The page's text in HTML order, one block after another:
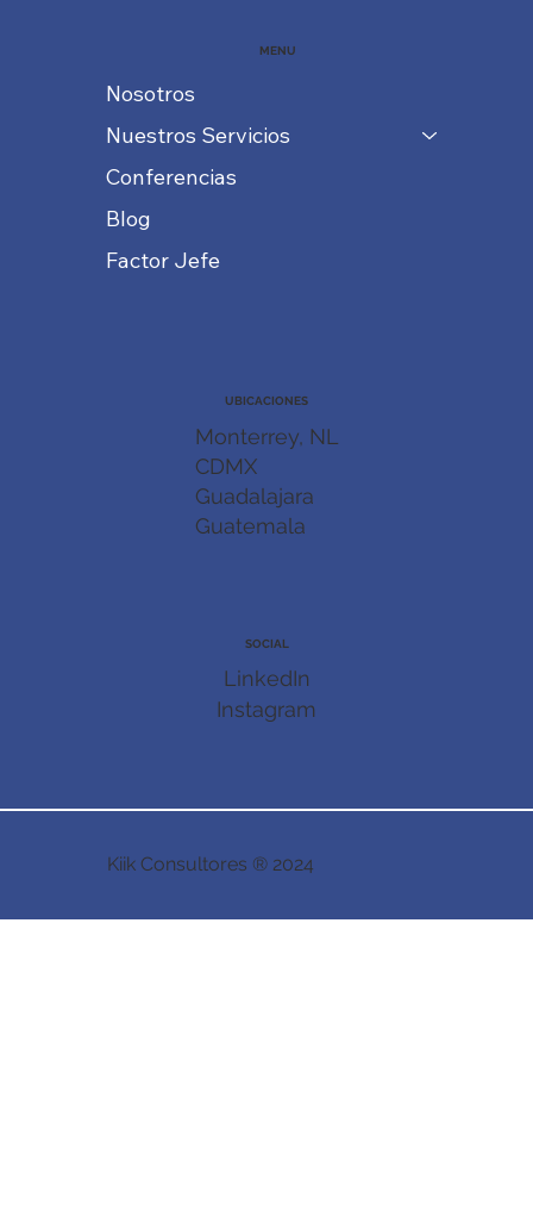
MENU
Nosotros
Nuestros Servicios
Conferencias
Blog
Factor Jefe
Monterrey, NL
CDMX
Guadalajara
Guatemala
UBICACIONES
LinkedIn
SOCIAL
Instagram
Kiik Consultores ® 2024